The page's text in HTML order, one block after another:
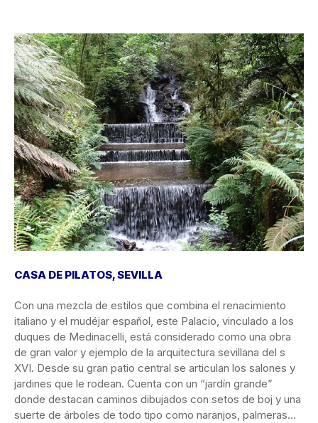
CASA DE PILATOS, SEVILLA
Con una mezcla de estilos que combina el renacimiento
italiano y el mudéjar español, este Palacio, vinculado a los
duques de Medinacelli, está considerado como una obra
de gran valor y ejemplo de la arquitectura sevillana del s
XVI. Desde su gran patio central se articulan los salones y
jardines que le rodean. Cuenta con un “jardín grande”
donde destacan caminos dibujados con setos de boj y una
suerte de árboles de todo tipo como naranjos, palmeras…